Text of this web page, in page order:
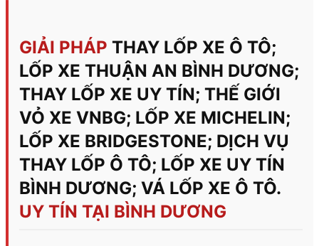
GIẢI PHÁP THAY LỐP XE Ô TÔ;
LỐP XE THUẬN AN BÌNH DƯƠNG;
THAY LỐP XE UY TÍN; THẾ GIỚI
VỎ XE VNBG; LỐP XE MICHELIN;
LỐP XE BRIDGESTONE; DỊCH VỤ
THAY LỐP Ô TÔ; LỐP XE UY TÍN
BÌNH DƯƠNG; VÁ LỐP XE Ô TÔ.
UY TÍN TẠI BÌNH DƯƠNG